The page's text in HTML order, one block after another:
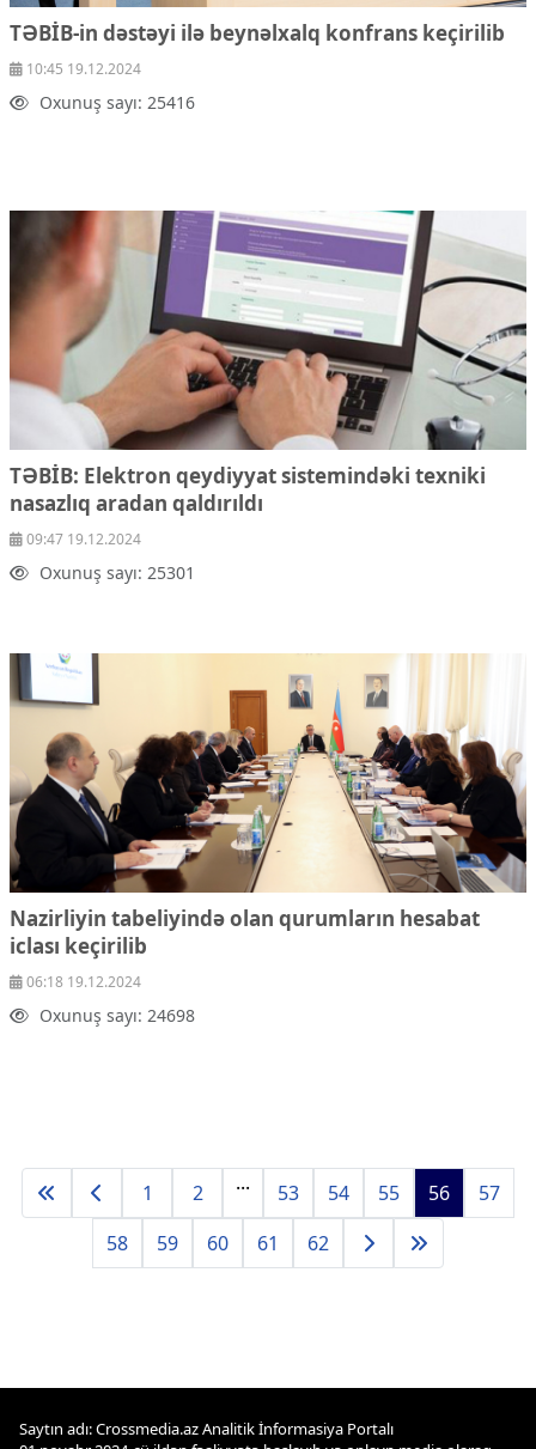
TƏBİB-in dəstəyi ilə beynəlxalq konfrans keçirilib
10:45 19.12.2024
Oxunuş sayı: 25416
TƏBİB: Elektron qeydiyyat sistemindəki texniki
nasazlıq aradan qaldırıldı
09:47 19.12.2024
Oxunuş sayı: 25301
Nazirliyin tabeliyində olan qurumların hesabat
iclası keçirilib
06:18 19.12.2024
Oxunuş sayı: 24698
1 2 ... 53 54 55 56
57
58
59 60 61 62
Saytın adı: Crossmedia.az Analitik İnformasiya Portalı